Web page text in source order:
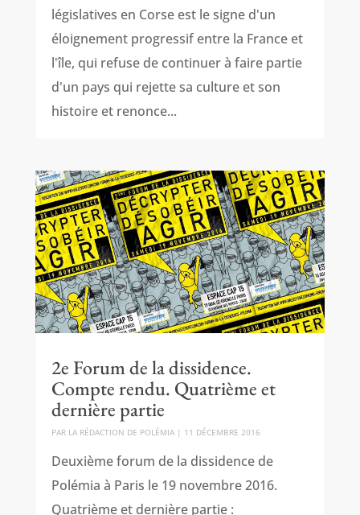
législatives en Corse est le signe d'un
éloignement progressif entre la France et
l'île, qui refuse de continuer à faire partie
d'un pays qui rejette sa culture et son
histoire et renonce...
2e Forum de la dissidence.
Compte rendu. Quatrième et
dernière partie
PAR LA RÉDACTION DE POLÉMIA| 11 DÉCEMBRE 2016
Deuxième forum de la dissidence de
Polémia à Paris le 19 novembre 2016.
Quatrième et dernière partie :